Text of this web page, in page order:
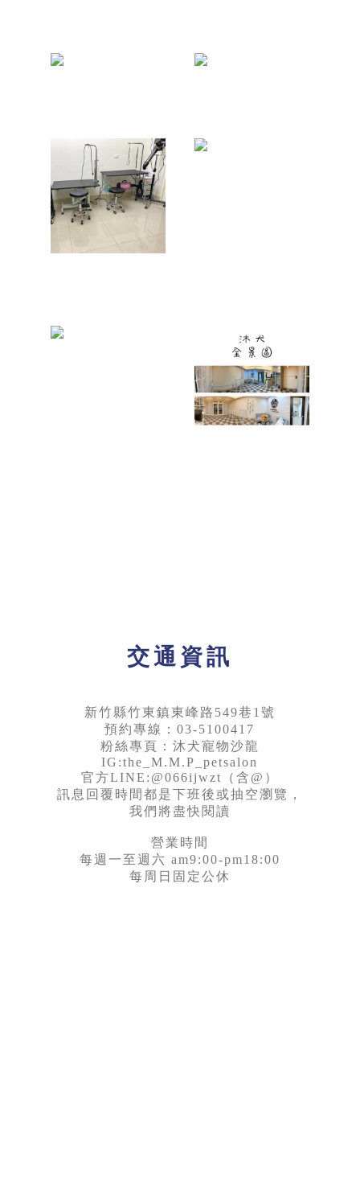
交通資訊
新竹縣竹東鎮東峰路549巷1號
預約專線：03-5100417
粉絲專頁：沐犬寵物沙龍
IG:the_M.M.P_petsalon
官方LINE:@066ijwzt（含@）
訊息回覆時間都是下班後或抽空瀏覽，
我們將盡快閱讀
營業時間
每週一至週六 am9:00-pm18:00
每周日固定公休